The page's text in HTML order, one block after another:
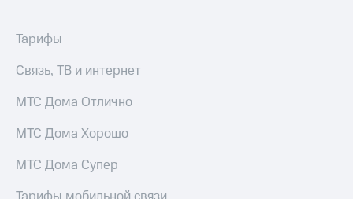
Тарифы
Связь, ТВ и интернет
МТС Дома Отлично
МТС Дома Хорошо
МТС Дома Супер